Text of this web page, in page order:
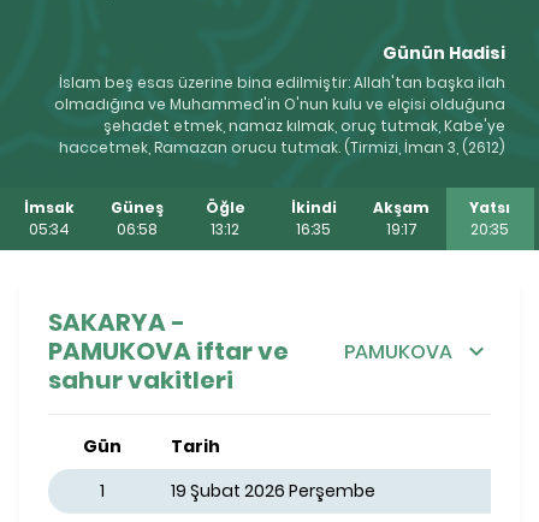
Günün Hadisi
İslam beş esas üzerine bina edilmiştir: Allah'tan başka ilah
olmadığına ve Muhammed'in O'nun kulu ve elçisi olduğuna
şehadet etmek, namaz kılmak, oruç tutmak, Kabe'ye
haccetmek, Ramazan orucu tutmak. (Tirmizi, İman 3, (2612)
İmsak
05:34
Güneş
06:58
Öğle
13:12
İkindi
16:35
Akşam
19:17
Yatsı
20:35
SAKARYA -
PAMUKOVA iftar ve
sahur vakitleri
PAMUKOVA
Gün Tarih
1
19 Şubat 2026 Perşembe